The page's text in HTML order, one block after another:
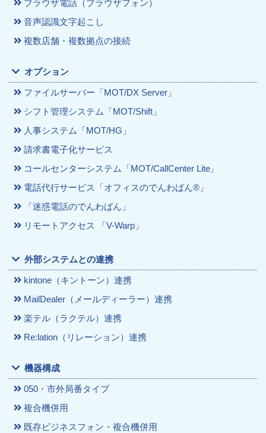
ブラウザ電話（ブラウザフォン）
音声認識文字起こし
複数店舗・複数拠点の接続
オプション
ファイルサーバー「MOT/DX Server」
シフト管理システム「MOT/Shift」
人事システム「MOT/HG」
請求書電子化サービス
コールセンターシステム「MOT/CallCenter Lite」
電話代行サービス「オフィスのでんわばん®」
「迷惑電話のでんわばん」
リモートアクセス 「V-Warp」
外部システムとの連携
kintone（キントーン）連携
MailDealer（メールディーラー）連携
楽テル（ラクテル）連携
Re:lation（リレーション）連携
機器構成
050・市外局番タイプ
複合機併用
既存ビジネスフォン・複合機併用